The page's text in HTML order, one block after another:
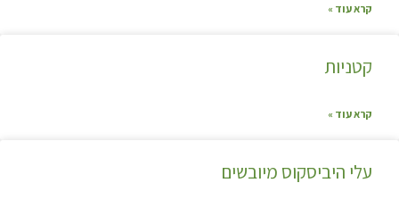
קרא עוד »
קטניות
קרא עוד »
עלי היביסקוס מיובשים